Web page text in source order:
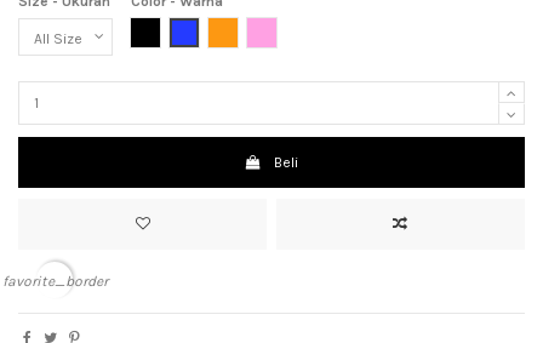
Beli
favorite_border